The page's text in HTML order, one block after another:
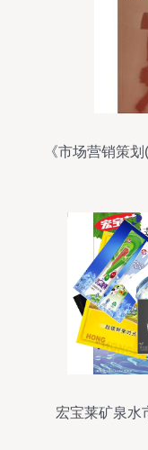
《市场营销策
宏宝莱矿泉水